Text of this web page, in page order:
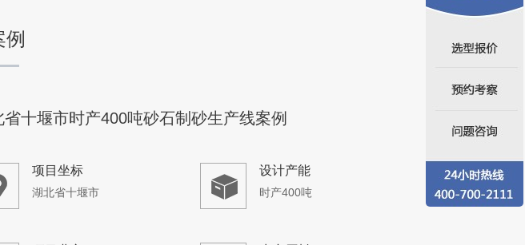
咨询该项目执行经理
省十堰市时产400吨砂石制砂生产线案例
项目坐标
湖北省十堰市
设计产能
时产400吨